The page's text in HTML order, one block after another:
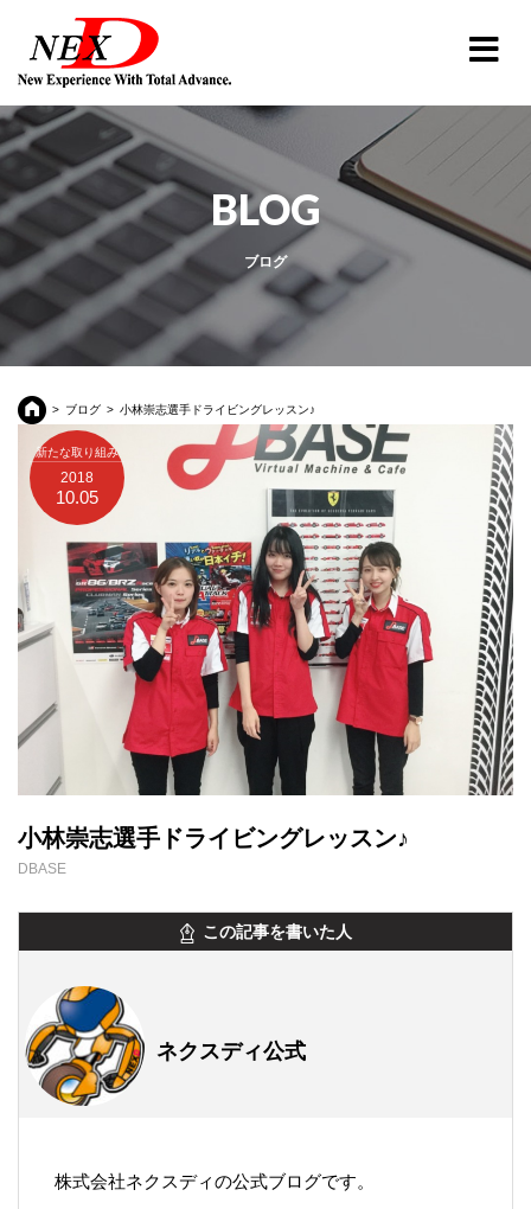
BLOG
ブログ
ブログ 小林崇志選手ドライビングレッスン♪
新たな取り組み
2018
10.05
小林崇志選手ドライビングレッスン♪
DBASE
この記事を書いた人
ネクスディ公式
株式会社ネクスディの公式ブログです。